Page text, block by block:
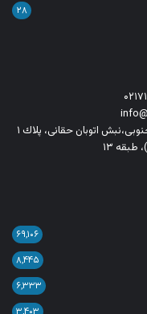
۲۸
آدرس: تهران - خیابان میرداماد، خیابان مصدق جنوبی،نبش اتوبان حقانی، پلاك ١
۱۳
۶۹,۱۰۶
۸,۴۴۵
۶,۳۳۳